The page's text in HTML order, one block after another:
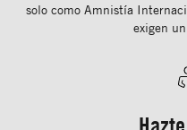
solo como Amnistía
exigen